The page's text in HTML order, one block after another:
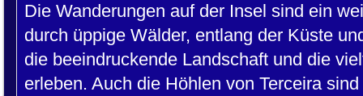
Die Wanderungen auf der Insel sind ein
durch üppige Wälder, entlang der Küste
die beeindruckende Landschaft und die
erleben. Auch die Höhlen von Terceira